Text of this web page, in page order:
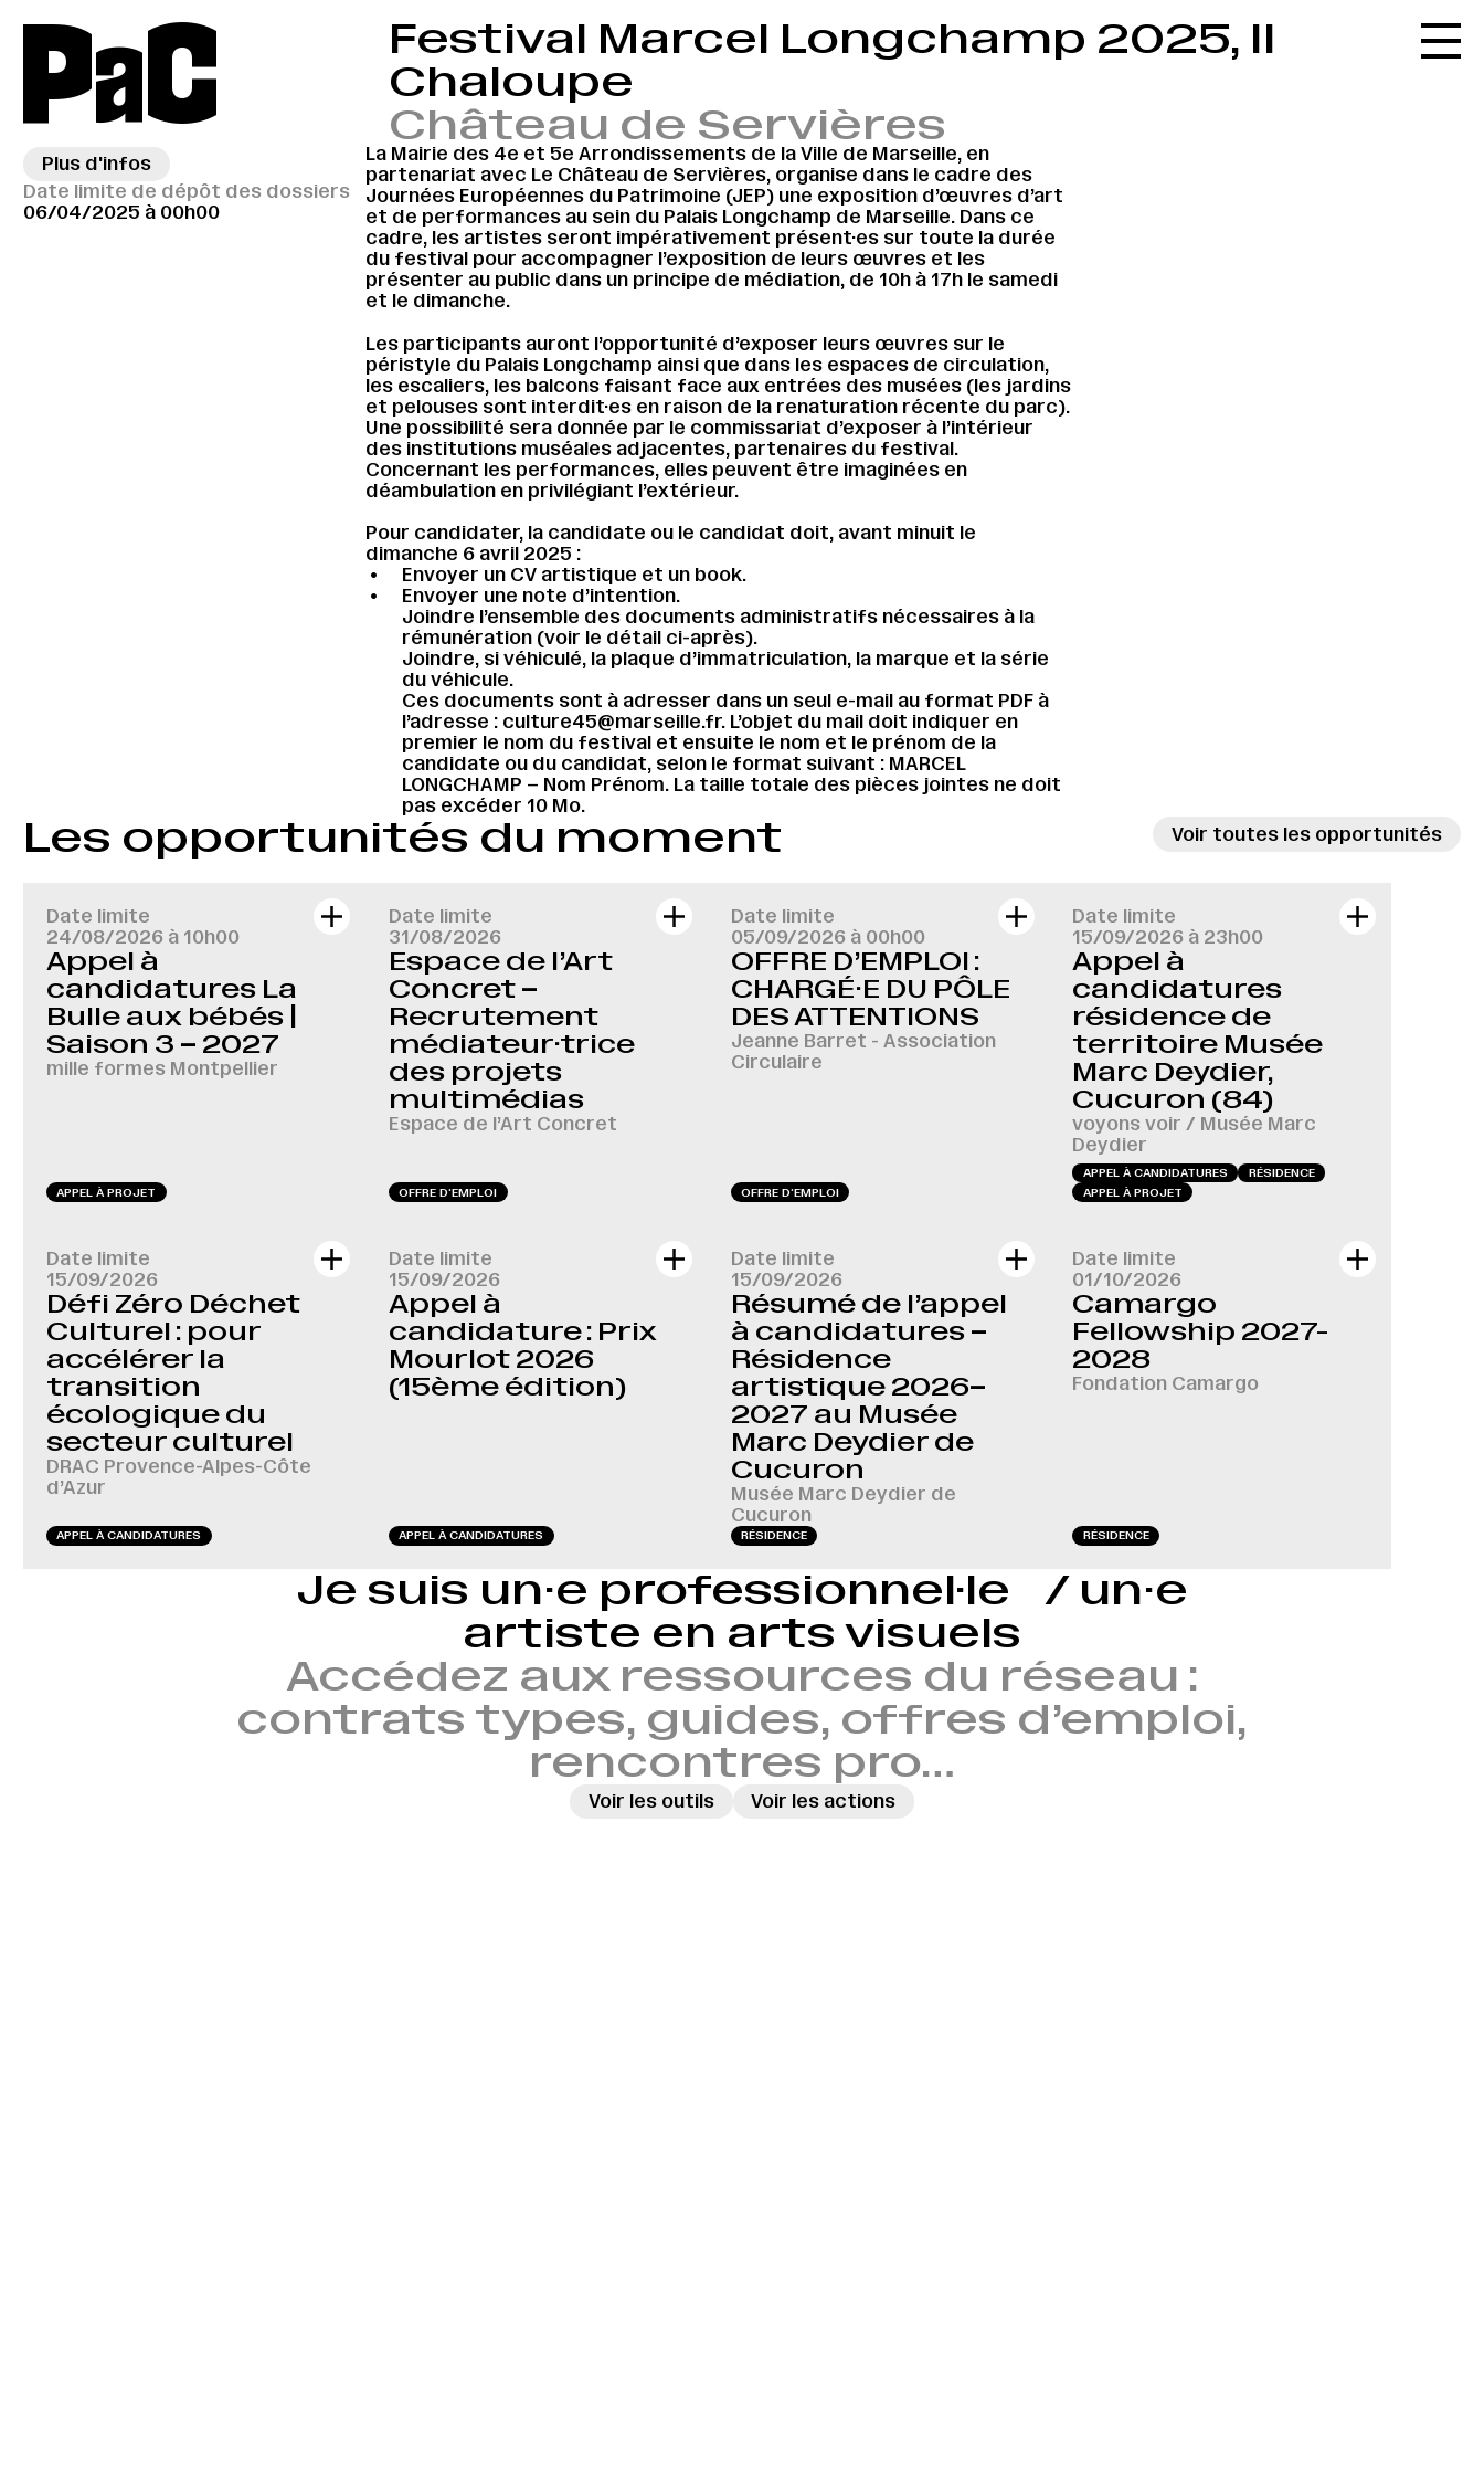
PaC
Accueil
Festival Marcel Longchamp 2025, Il
Chaloupe
Château de Servières
Plus d'infos
Date limite de dépôt des dossiers
06/04/2025 à 00h00
La Mairie des 4e et 5e Arrondissements de la Ville de Marseille, en
partenariat avec Le Château de Servières, organise dans le cadre des
Journées Européennes du Patrimoine (JEP) une exposition d’œuvres d’art
et de performances au sein du Palais Longchamp de Marseille. Dans ce
cadre, les artistes seront impérativement présent·es sur toute la durée
du festival pour accompagner l’exposition de leurs œuvres et les
présenter au public dans un principe de médiation, de 10h à 17h le samedi
et le dimanche.
Les participants auront l’opportunité d’exposer leurs œuvres sur le
péristyle du Palais Longchamp ainsi que dans les espaces de circulation,
les escaliers, les balcons faisant face aux entrées des musées (les jardins
et pelouses sont interdit·es en raison de la renaturation récente du parc).
Une possibilité sera donnée par le commissariat d’exposer à l’intérieur
des institutions muséales adjacentes, partenaires du festival.
Concernant les performances, elles peuvent être imaginées en
déambulation en privilégiant l’extérieur.
Pour candidater, la candidate ou le candidat doit, avant minuit le
dimanche 6 avril 2025 :
Envoyer un CV artistique et un book.
Envoyer une note d’intention.
Joindre l’ensemble des documents administratifs nécessaires à la
rémunération (voir le détail ci-après).
Joindre, si véhiculé, la plaque d’immatriculation, la marque et la série
du véhicule.
Ces documents sont à adresser dans un seul e-mail au format PDF à
l’adresse : culture45@marseille.fr. L’objet du mail doit indiquer en
premier le nom du festival et ensuite le nom et le prénom de la
candidate ou du candidat, selon le format suivant : MARCEL
LONGCHAMP – Nom Prénom. La taille totale des pièces jointes ne doit
pas excéder 10 Mo.
Les opportunités du moment Voir toutes les opportunités
Date limite
24/08/2026 à 10h00
Appel à
candidatures La
Bulle aux bébés |
Saison 3 – 2027
mille formes Montpellier
APPEL À PROJET
Date limite
31/08/2026
Espace de l’Art
Concret –
Recrutement
médiateur·trice
des projets
multimédias
Espace de l’Art Concret
OFFRE D‘EMPLOI
Date limite
05/09/2026 à 00h00
OFFRE D’EMPLOI :
CHARGÉ·E DU PÔLE
DES ATTENTIONS
Jeanne Barret - Association
Circulaire
OFFRE D‘EMPLOI
Date limite
15/09/2026 à 23h00
Appel à
candidatures
résidence de
territoire Musée
Marc Deydier,
Cucuron (84)
voyons voir / Musée Marc
Deydier
APPEL À CANDIDATURES
RÉSIDENCE
APPEL À PROJET
Date limite
15/09/2026
Défi Zéro Déchet
Culturel : pour
accélérer la
transition
écologique du
secteur culturel
DRAC Provence-Alpes-Côte
d’Azur
APPEL À CANDIDATURES
Date limite
15/09/2026
Appel à
candidature : Prix
Mourlot 2026
(15ème édition)
APPEL À CANDIDATURES
Date limite
15/09/2026
Résumé de l’appel
à candidatures –
Résidence
artistique 2026–
2027 au Musée
Marc Deydier de
Cucuron
Musée Marc Deydier de
Cucuron
RÉSIDENCE
Date limite
01/10/2026
Camargo
Fellowship 2027-
2028
Fondation Camargo
RÉSIDENCE
Je suis un·e professionnel·le / un·e
artiste en arts visuels
Accédez aux ressources du réseau :
contrats types, guides, offres d’emploi,
rencontres pro…
→
Voir les outils Voir les actions